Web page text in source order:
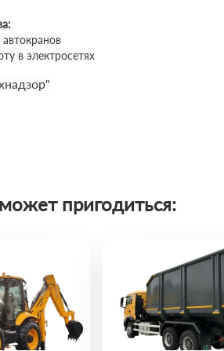
в электросетях
пригодиться: